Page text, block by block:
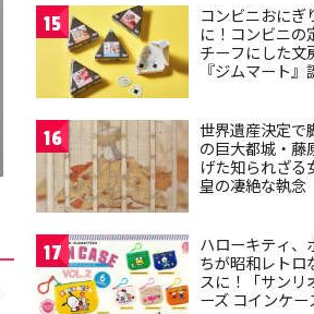
15
コンビニおにぎ
に！コンビニの
チーフにした文
『ジムマート』
16
世界遺産決定で
の巨大都城・藤
げた知られざる
皇の凄絶な執念
17
ハローキティ、
ちが昭和レトロ
スに！「サンリ
ーズ コインケ